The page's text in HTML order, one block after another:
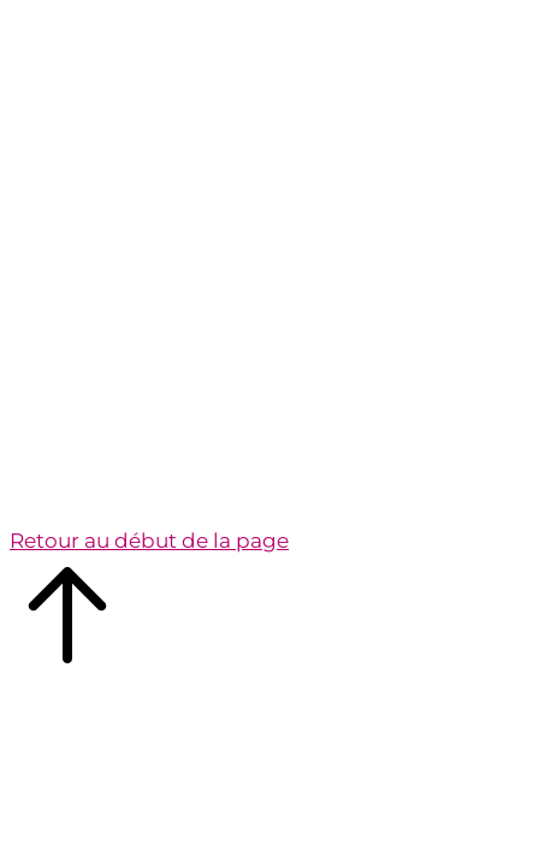
Retour au début de la page